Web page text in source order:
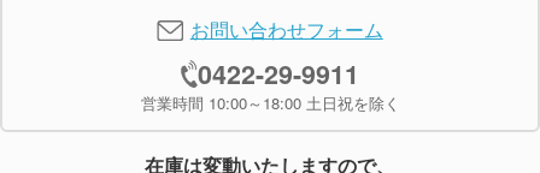
お問い合わせフォーム
0422-29-9911
営業時間 10:00～18:00 土日祝を除く
在庫は変動いたしますので、